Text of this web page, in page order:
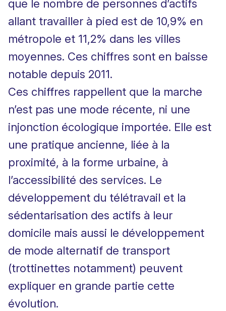
que le nombre de personnes d’actifs
allant travailler à pied est de 10,9% en
métropole et 11,2% dans les villes
moyennes. Ces chiffres sont en baisse
notable depuis 2011.
Ces chiffres rappellent que la marche
n’est pas une mode récente, ni une
injonction écologique importée. Elle est
une pratique ancienne, liée à la
proximité, à la forme urbaine, à
l’accessibilité des services. Le
développement du télétravail et la
sédentarisation des actifs à leur
domicile mais aussi le développement
de mode alternatif de transport
(trottinettes notamment) peuvent
expliquer en grande partie cette
évolution.